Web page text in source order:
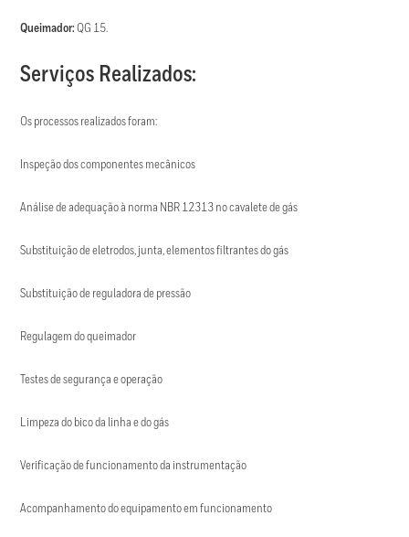
Queimador:QG 15.
Serviços Realizados:
Os processos realizados foram:
Inspeção dos componentes mecânicos
Análise de adequação à norma NBR 12313 no cavalete de gás
Substituição de eletrodos, junta, elementos filtrantes do gás
Substituição de reguladora de pressão
Regulagem do queimador
Testes de segurança e operação
Limpeza do bico da linha e do gás
Verificação de funcionamento da instrumentação
Acompanhamento do equipamento em funcionamento